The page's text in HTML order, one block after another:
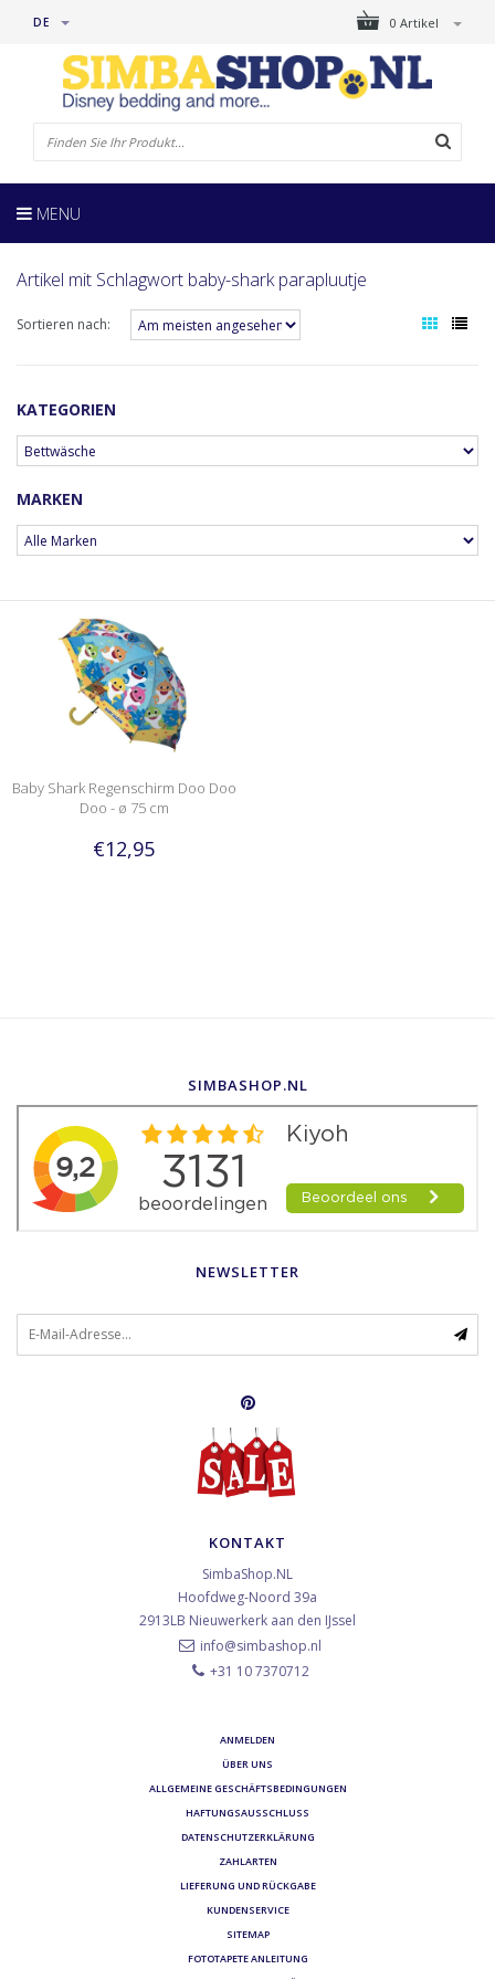
0 Artikel
DE
MENU
Artikel mit Schlagwort baby-shark parapluutje
Sortieren nach:
KATEGORIEN
MARKEN
Baby Shark Regenschirm Doo Doo
Doo - ø 75 cm
€12,95
SIMBASHOP.NL
NEWSLETTER
KONTAKT
SimbaShop.NL
Hoofdweg-Noord 39a
2913LB Nieuwerkerk aan den IJssel
info@simbashop.nl
+31 10 7370712
ANMELDEN
ÜBER UNS
ALLGEMEINE GESCHÄFTSBEDINGUNGEN
HAFTUNGSAUSSCHLUSS
DATENSCHUTZERKLÄRUNG
ZAHLARTEN
LIEFERUNG UND RÜCKGABE
KUNDENSERVICE
SITEMAP
FOTOTAPETE ANLEITUNG